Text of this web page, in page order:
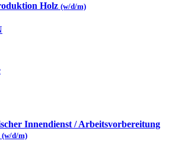
Holz (w/d/m)
Innendienst / Arbeitsvorbereitung
(w/d/m)